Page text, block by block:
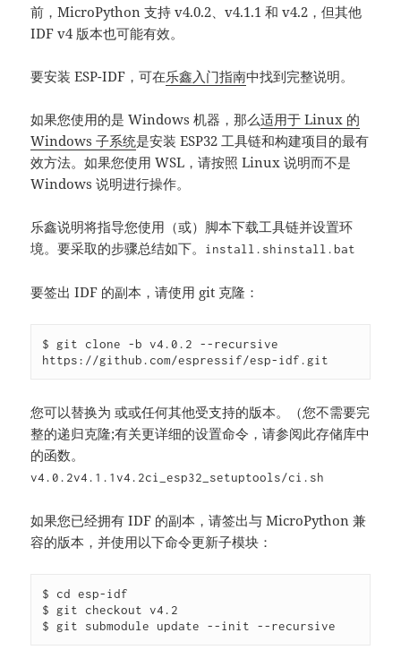
前，MicroPython 支持 v4.0.2、v4.1.1 和 v4.2，但其他
IDF v4 版本也可能有效。
要安装 ESP-IDF，可在乐鑫入门指南中找到完整说明。
如果您使用的是 Windows 机器，那么适用于 Linux 的
Windows 子系统是安装 ESP32 工具链和构建项目的最有
效方法。如果您使用 WSL，请按照 Linux 说明而不是
Windows 说明进行操作。
乐鑫说明将指导您使用（或）脚本下载工具链并设置环
境。要采取的步骤总结如下。
install.shinstall.bat
要签出 IDF 的副本，请使用 git 克隆：
$ git clone -b v4.0.2 --recursive
https://github.com/espressif/esp-idf.git
您可以替换为 或或任何其他受支持的版本。（您不需要完
整的递归克隆;有关更详细的设置命令，请参阅此存储库中
的函数。
v4.0.2v4.1.1v4.2ci_esp32_setuptools/ci.sh
如果您已经拥有 IDF 的副本，请签出与 MicroPython 兼
容的版本，并使用以下命令更新子模块：
$ cd esp-idf
$ git checkout v4.2
$ git submodule update --init --recursive